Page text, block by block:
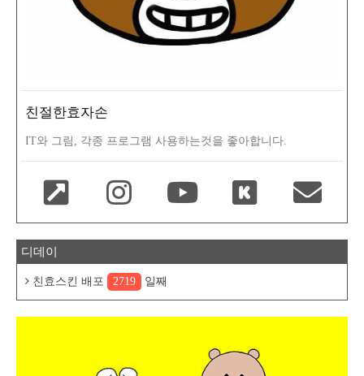
친절한효자손
IT와 그림, 각종 프로그램 사용하는것을 좋아합니다.
디데이
친효스킨 배포 2719 일째